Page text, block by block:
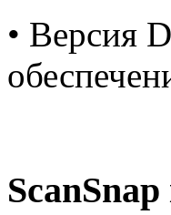
• Версия
ScanSnap